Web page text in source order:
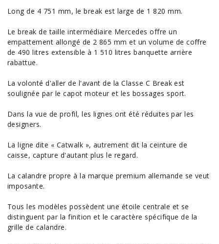
Long de 4 751 mm, le break est large de 1 820 mm.
Le break de taille intermédiaire Mercedes offre un
empattement allongé de 2 865 mm et un volume de coffre
de 490 litres extensible à 1 510 litres banquette arrière
rabattue.
La volonté d'aller de l'avant de la Classe C Break est
soulignée par le capot moteur et les bossages sport.
Dans la vue de profil, les lignes ont été réduites par les
designers.
La ligne dite « Catwalk », autrement dit la ceinture de
caisse, capture d'autant plus le regard.
La calandre propre à la marque premium allemande se veut
imposante.
Tous les modèles possèdent une étoile centrale et se
distinguent par la finition et le caractère spécifique de la
grille de calandre.